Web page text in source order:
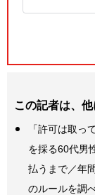
この記者は、
「許可は取っ
を採る60代男
払うまで／年
のルールを調